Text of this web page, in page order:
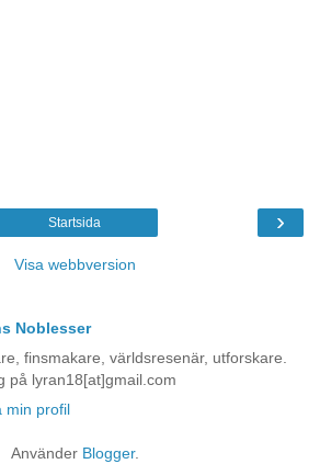
›
Startsida
Visa webbversion
Noblesser
finsmakare, världsresenär, utforskare.
på lyran18[at]gmail.com
min profil
Använder Blogger.